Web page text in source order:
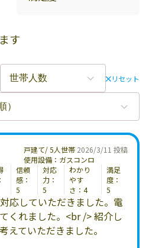
す
リセット
2026/3/11 投稿
戸建て/ 5人世帯
使用設備：ガスコンロ
信頼
感：
5
対応
力：
5
わかり
やす
さ：4
満足
度：
5
応していただきました。電
くれました。<br /> 紹介し
えていただきました。